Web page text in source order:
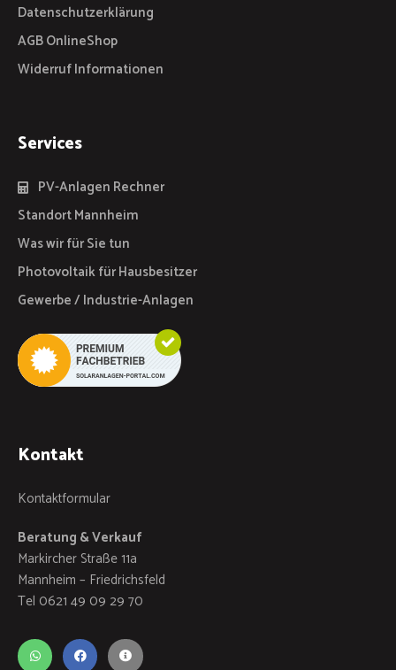
Datenschutzerklärung
AGB OnlineShop
Widerruf Informationen
Services
PV-Anlagen Rechner
Standort Mannheim
Was wir für Sie tun
Photovoltaik für Hausbesitzer
Gewerbe / Industrie-Anlagen
Kontakt
Kontaktformular
Beratung & Verkauf
Markircher Straße 11a
Mannheim – Friedrichsfeld
Tel 0621 49 09 29 70